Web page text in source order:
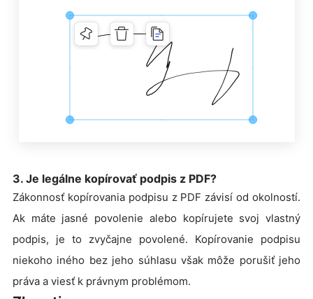
3. Je legálne kopírovať podpis z PDF?
Zákonnosť kopírovania podpisu z PDF závisí od okolností.
Ak máte jasné povolenie alebo kopírujete svoj vlastný
podpis, je to zvyčajne povolené. Kopírovanie podpisu
niekoho iného bez jeho súhlasu však môže porušiť jeho
práva a viesť k právnym problémom.